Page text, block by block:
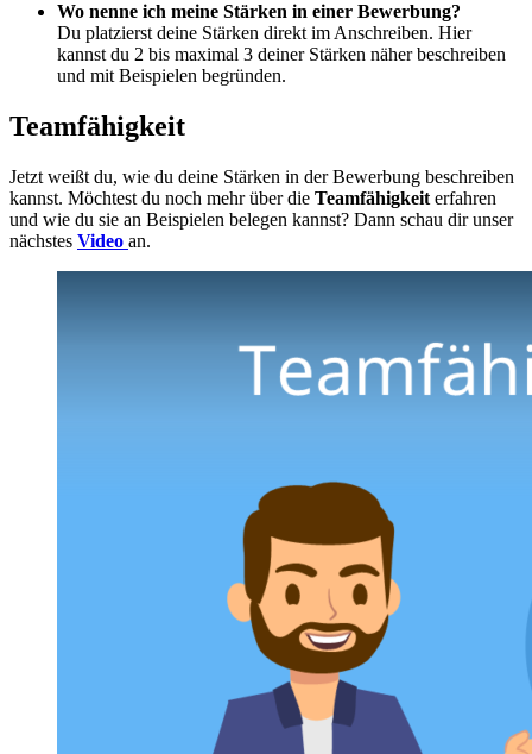
Wo nenne ich meine Stärken in einer Bewerbung?
Du platzierst deine Stärken direkt im Anschreiben. Hier
kannst du 2 bis maximal 3 deiner Stärken näher beschreiben
und mit Beispielen begründen.
Teamfähigkeit
Jetzt weißt du, wie du deine Stärken in der Bewerbung beschreiben
kannst. Möchtest du noch mehr über die Teamfähigkeit erfahren
und wie du sie an Beispielen belegen kannst? Dann schau dir unser
nächstes Video an.